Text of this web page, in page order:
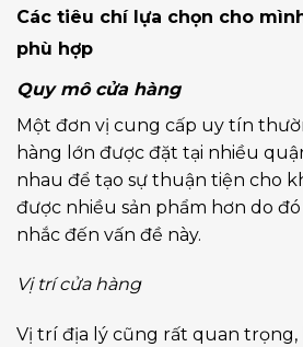
Các tiêu chí lựa chọn cho
phù hợp
Quy mô cửa hàng
Một đơn vị cung cấp uy tín
hàng lớn được đặt tại nhiều
nhau để tạo sự thuận tiện cho
được nhiều sản phẩm hơn do
nhắc đến vấn đề này.
Vị trí cửa hàng
Vị trí địa lý cũng rất quan trọng,